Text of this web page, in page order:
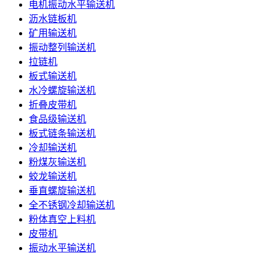
电机振动水平输送机
沥水链板机
矿用输送机
振动整列输送机
拉链机
板式输送机
水冷螺旋输送机
折叠皮带机
食品级输送机
板式链条输送机
冷却输送机
粉煤灰输送机
蛟龙输送机
垂直螺旋输送机
全不锈钢冷却输送机
粉体真空上料机
皮带机
振动水平输送机